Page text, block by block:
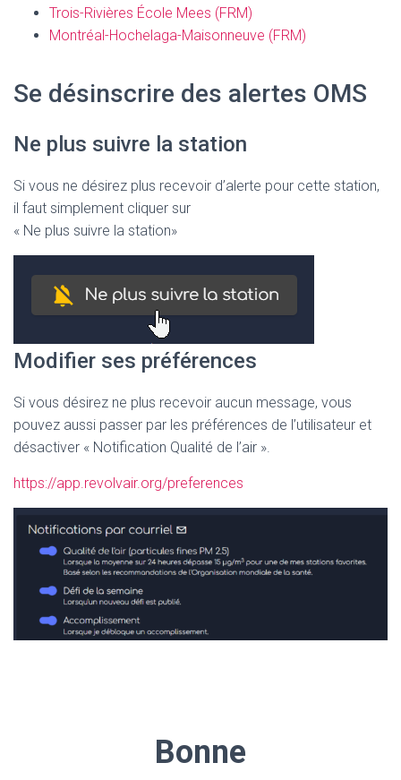
Trois-Rivières École Mees (FRM)
Montréal-Hochelaga-Maisonneuve (FRM)
Se désinscrire des alertes OMS
Ne plus suivre la station
Si vous ne désirez plus recevoir d’alerte pour cette station,
il faut simplement cliquer sur
« Ne plus suivre la station»
Modifier ses préférences
Si vous désirez ne plus recevoir aucun message, vous
pouvez aussi passer par les préférences de l’utilisateur et
désactiver « Notification Qualité de l’air ».
https://app.revolvair.org/preferences
Bonne